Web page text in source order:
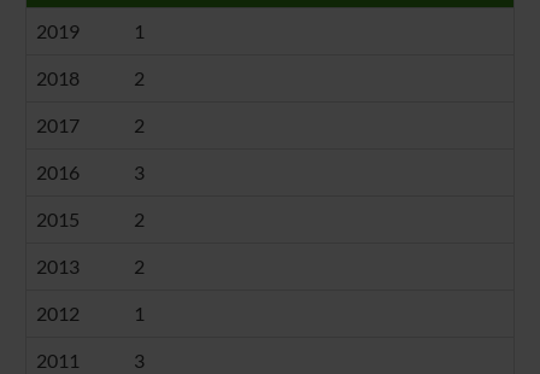
2019 1
2018 2
2017 2
2016 3
2015 2
2013 2
2012 1
2011 3